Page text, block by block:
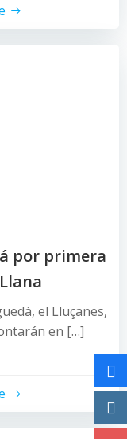
por primera
el Lluçanes,
en […]